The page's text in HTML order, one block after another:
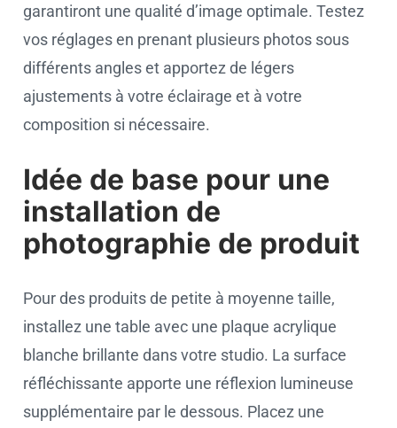
garantiront une qualité d’image optimale. Testez
vos réglages en prenant plusieurs photos sous
différents angles et apportez de légers
ajustements à votre éclairage et à votre
composition si nécessaire.
Idée de base pour une
installation de
photographie de produit
Pour des produits de petite à moyenne taille,
installez une table avec une plaque acrylique
blanche brillante dans votre studio. La surface
réfléchissante apporte une réflexion lumineuse
supplémentaire par le dessous. Placez une